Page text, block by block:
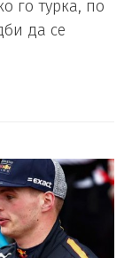
го турка, по
да се